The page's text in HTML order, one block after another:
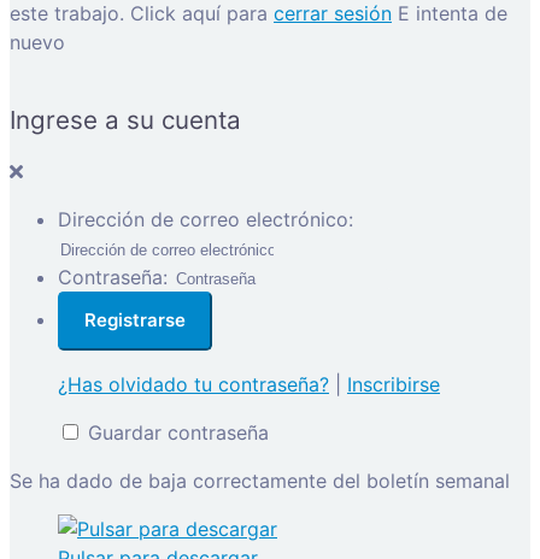
este trabajo. Click aquí para cerrar sesión E intenta de
nuevo
Ingrese a su cuenta
Dirección de correo electrónico:
Contraseña:
¿Has olvidado tu contraseña?
Inscribirse
Guardar contraseña
Se ha dado de baja correctamente del boletín semanal